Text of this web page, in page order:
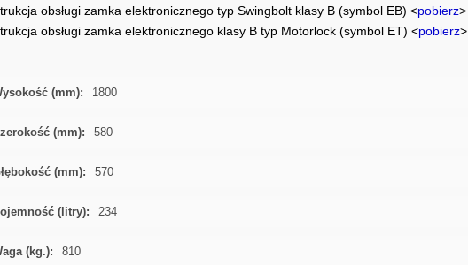
obsługi zamka elektronicznego typ Swingbolt klasy B (symbol EB) <pobierz>
obsługi zamka elektronicznego klasy B typ Motorlock (symbol ET) <pobierz>
(mm): 1800
(mm): 580
(mm): 570
(litry): 234
(kg.): 810